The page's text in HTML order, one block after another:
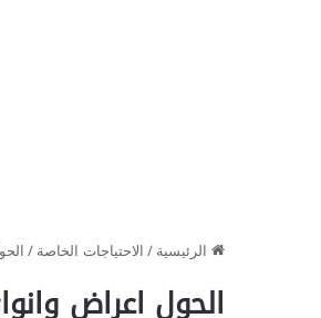
الرئيسية/الاحتياجات الخاصة/
الحول اعراض